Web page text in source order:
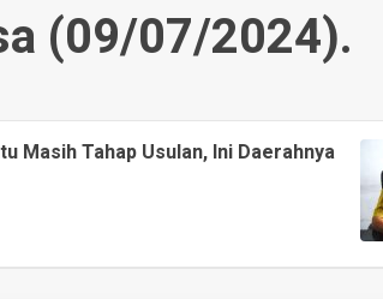
(09/07/2024).
Masih Tahap Usulan, Ini Daerahnya